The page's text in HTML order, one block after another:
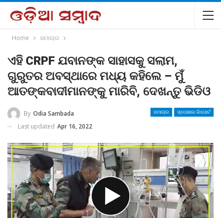
Home ସମାଚାର
ଏହି CRPF ଯବାନଙ୍କ ସାହାସକୁ ସଲାମ,
ଗୁରୁତର ଅବସ୍ଥାରେ ମଧ୍ୟ କହିଲେ – ମୁଁ
ଆତଙ୍କବାଦୀମାନଙ୍କୁ ମାରିବି, ଦେଖନ୍ତୁ ଭିଡିଓ
ସମାଚାର ସ୍ପେଶାଲ ରିପୋର୍ଟ
By Odia Sambada
Last updated Apr 16, 2022